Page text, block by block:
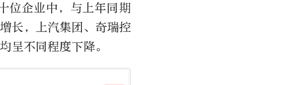
位企业中，与上年同期
长，上汽集团、奇瑞控
呈不同程度下降。